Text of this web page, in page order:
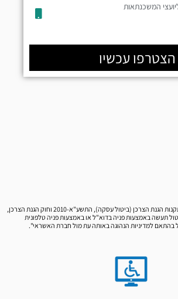
המשכנתאות
הצטרפו עכשיו
"ביטול עסקה יעשה בהתאם לתקנות הגנת הצרכן (ביטול עסקה), התשע"א-2010 וחוק הגנת הצרכן,
בהתאם למדיניות הנהוגה באותה עת מול חברת האשראי".